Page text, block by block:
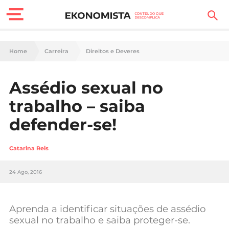
Finanças Pessoais
Carreira
Casa
Lifestyle
Sociedade
Negócios
Home Carreira Direitos e Deveres
Assédio sexual no
trabalho – saiba
defender-se!
Catarina Reis
24 Ago, 2016
Aprenda a identificar situações de assédio
sexual no trabalho e saiba proteger-se.